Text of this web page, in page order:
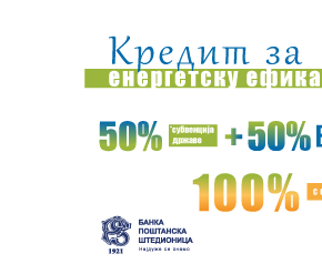
11:00:Zatvara se put Gaj–Kajtasovo,
na alte...
10:58:Берза винила, компакт-
Javna rasprava o GUP-u Niša
10:58:ŽELEZNIČAR VEZAO KOKOVIĆA